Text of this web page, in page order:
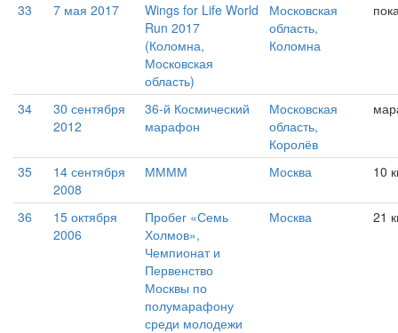
33 7 мая 2017
Wings for Life World
Run 2017
(Коломна,
Московская
область)
Московская
область,
Коломна
34
30 сентября
2012
36-й Космический
марафон
Московская
область,
Королёв
35
14 сентября
2008
ММММ Москва 10
36
15 октября
2006
Пробег «Семь
Холмов»,
Чемпионат и
Первенство
Москвы по
полумарафону
среди молодежи
Москва 21